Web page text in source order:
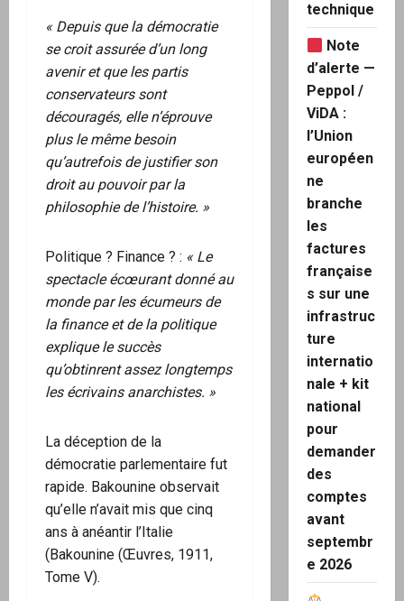
« Depuis que la démocratie
se croit assurée d’un long
avenir et que les partis
conservateurs sont
découragés, elle n’éprouve
plus le même besoin
qu’autrefois de justifier son
droit au pouvoir par la
philosophie de l’histoire. »
Politique ? Finance ? : « Le
spectacle écœurant donné au
monde par les écumeurs de
la finance et de la politique
explique le succès
qu’obtinrent assez longtemps
les écrivains anarchistes. »
La déception de la
démocratie parlementaire fut
rapide. Bakounine observait
qu’elle n’avait mis que cinq
ans à anéantir l’Italie
(Bakounine (Œuvres, 1911,
Tome V).
technique
Note
d’alerte —
Peppol /
ViDA :
l’Union
européen
ne
branche
les
factures
française
s sur une
infrastruc
ture
internatio
nale + kit
national
pour
demander
des
comptes
avant
septembr
e 2026